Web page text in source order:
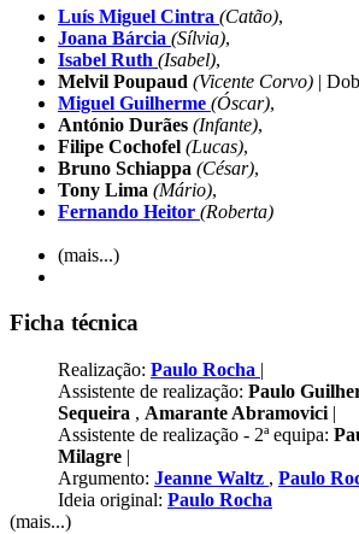
Luís Miguel Cintra (Catão),
Joana Bárcia (Sílvia),
Isabel Ruth (Isabel),
Melvil Poupaud (Vicente Corvo) |
Miguel Guilherme (Óscar),
António Durães (Infante),
Filipe Cochofel (Lucas),
Bruno Schiappa (César),
Tony Lima (Mário),
Fernando Heitor (Roberta)
(mais...)
Ficha técnica
Realização: Paulo Rocha |
Assistente de realização: Paulo
Sequeira , Amarante Abramovici |
Assistente de realização - 2ª equipa:
Milagre |
Argumento: Jeanne Waltz , Paulo
Ideia original: Paulo Rocha
(mais...)